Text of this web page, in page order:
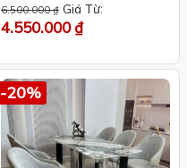
6.500.000₫ Giá Từ:
4.550.000₫
-20%